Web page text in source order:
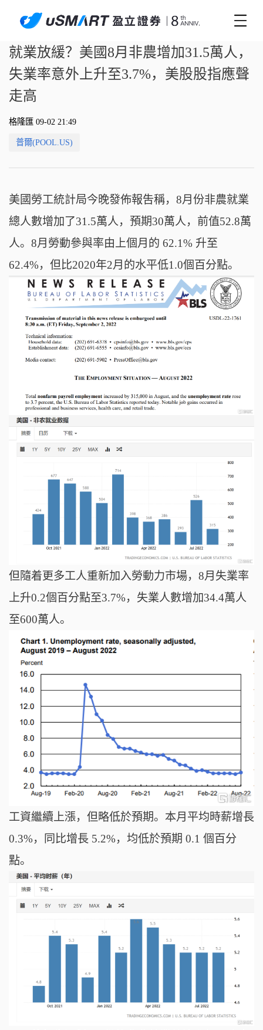
就業放緩？美國8月非農增加31.5萬人，
失業率意外上升至3.7%，美股股指應聲
走高
格隆匯 09-02 21:49
普爾(POOL.US)
美國勞工統計局今晚發佈報吿稱，8月份非農就業
總人數增加了31.5萬人，預期30萬人，前值52.8萬
人。8月勞動參與率由上個月的 62.1% 升至
62.4%，但比2020年2月的水平低1.0個百分點。
但隨着更多工人重新加入勞動力市場，8月失業率
上升0.2個百分點至3.7%，失業人數增加34.4萬人
至600萬人。
工資繼續上漲，但略低於預期。本月平均時薪增長
0.3%，同比增長 5.2%，均低於預期 0.1 個百分
點。